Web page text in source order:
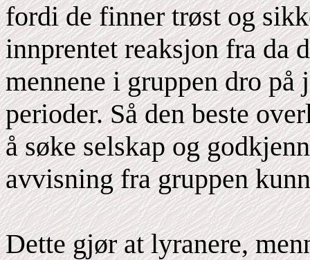
fordi de finner trøst og
innprentet reaksjon fra da
mennene i gruppen dro på
perioder. Så den beste
å søke selskap og
avvisning fra gruppen
Dette gjør at lyranere,